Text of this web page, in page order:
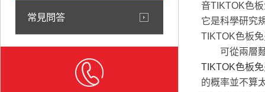
常見問答
音TIKTOK色
它是科學研
TIKTOK色板
可從兩層麵
TIKTOK色板
的概率並不算